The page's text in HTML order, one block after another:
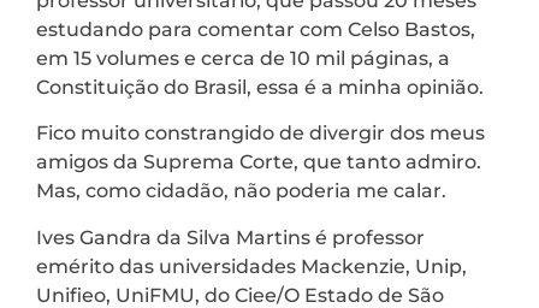
estudando para comentar com Celso Bastos,
em 15 volumes e cerca de 10 mil páginas, a
Constituição do Brasil, essa é a minha opinião.
Fico muito constrangido de divergir dos meus
amigos da Suprema Corte, que tanto admiro.
Mas, como cidadão, não poderia me calar.
Ives Gandra da Silva Martins é professor
emérito das universidades Mackenzie, Unip,
Unifieo, UniFMU, do Ciee/O Estado de São